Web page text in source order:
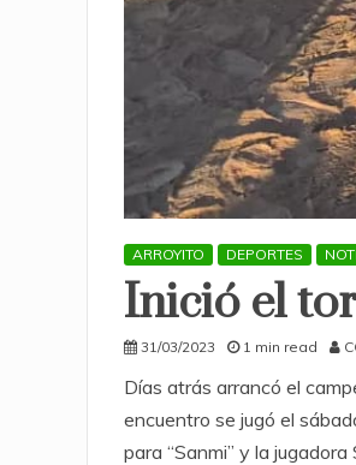
ARROYITO DEPORTES
Inició el
31/03/2023 1 min read
Días atrás arrancó el
encuentro se jugó el
para “Sanmi” y la jugadora